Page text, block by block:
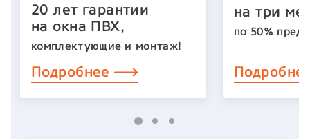
20 лет гарантии
на окна ПВХ,
комплектующие и монтаж!
Подробнее
на три
по 50%